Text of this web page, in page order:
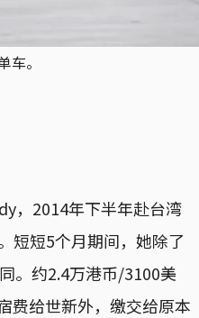
车。
，2014年下半年赴台湾
短短5个月期间，她除了
。约2.4万港币/3100美
费给世新外，缴交给原本